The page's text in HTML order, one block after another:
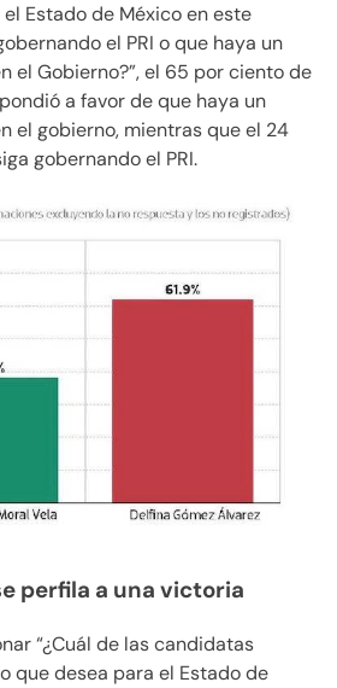
el Estado de México en este
el PRI o que haya un
el Gobierno?”, el 65 por ciento de
a favor de que haya un
el gobierno, mientras que el 24
gobernando el PRI.
perfila a una victoria
“¿Cuál de las candidatas
que desea para el Estado de